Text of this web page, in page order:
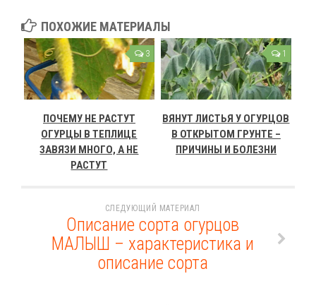
ПОХОЖИЕ МАТЕРИАЛЫ
3
ПОЧЕМУ НЕ РАСТУТ
ОГУРЦЫ В ТЕПЛИЦЕ
ЗАВЯЗИ МНОГО, А НЕ
РАСТУТ
1
ВЯНУТ ЛИСТЬЯ У ОГУРЦОВ
В ОТКРЫТОМ ГРУНТЕ –
ПРИЧИНЫ И БОЛЕЗНИ
СЛЕДУЮЩИЙ МАТЕРИАЛ
Описание сорта огурцов
МАЛЫШ – характеристика и
описание сорта